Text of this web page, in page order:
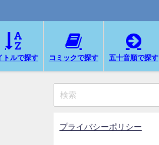
トルで探す コミックで探す 五十音順で探す
プライバシーポリシー